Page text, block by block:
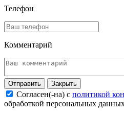
Телефон
Комментарий
Закрыть
Согласен(-на) c политикой
обработкой персональных